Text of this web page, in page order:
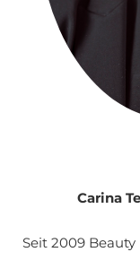
Carina
Seit 2009